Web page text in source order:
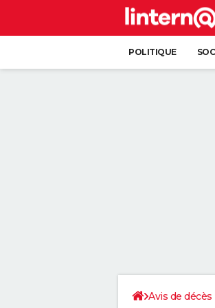
POLITIQUE
Avis de décès